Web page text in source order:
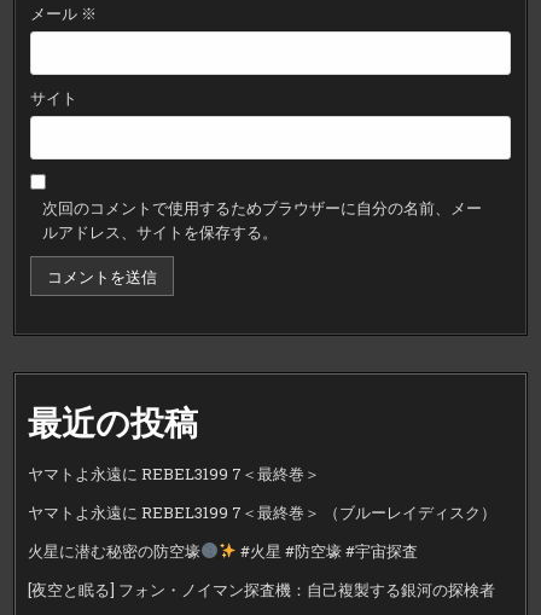
メール ※
サイト
次回のコメントで使用するためブラウザーに自分の名前、メー
ルアドレス、サイトを保存する。
最近の投稿
ヤマトよ永遠に REBEL3199 7＜最終巻＞
ヤマトよ永遠に REBEL3199 7＜最終巻＞ （ブルーレイディスク）
火星に潜む秘密の防空壕
#火星 #防空壕 #宇宙探査
[夜空と眠る] フォン・ノイマン探査機：自己複製する銀河の探検者